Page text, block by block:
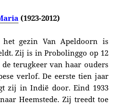
(1923-2012)
gezin Van Apeldoorn is
Zij is in Probolinggo op 12
de terugkeer van haar ouders
verlof. De eerste tien jaar
zij in Indië door. Eind 1933
Heemstede. Zij treedt toe